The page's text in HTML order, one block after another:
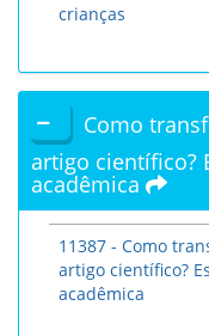
crianças
Como
artigo científico?
acadêmica
11387 - Como
artigo científico?
acadêmica